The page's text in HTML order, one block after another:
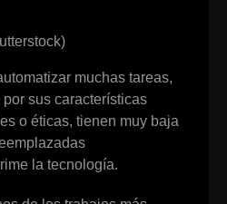
muchas tareas,
sus características
o éticas, tienen muy baja
la tecnología.